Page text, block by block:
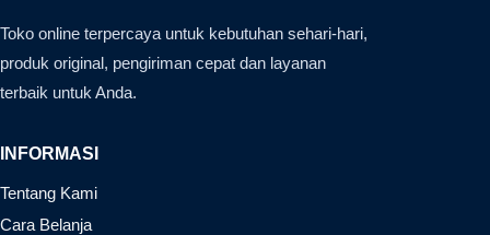
Toko online terpercaya untuk kebutuhan sehari-hari,
produk original, pengiriman cepat dan layanan
terbaik untuk Anda.
INFORMASI
Tentang Kami
Cara Belanja